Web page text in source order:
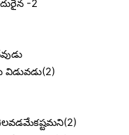
-2
విడువడు(2)